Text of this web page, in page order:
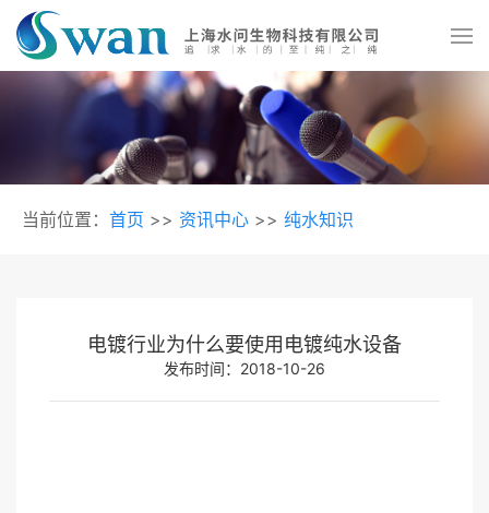
当前位置： 首页 >> 资讯中心 >> 纯水知识
电镀行业为什么要使用电镀纯水设备
发布时间：2018-10-26